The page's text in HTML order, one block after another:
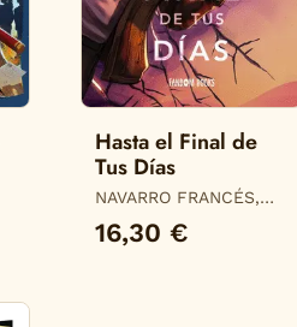
Hasta el Final de
Tus Días
NAVARRO FRANCÉS,
16,30 €